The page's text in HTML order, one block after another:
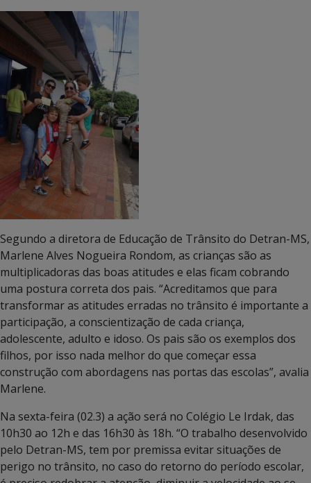
Segundo a diretora de Educação de Trânsito do Detran-MS,
Marlene Alves Nogueira Rondom, as crianças são as
multiplicadoras das boas atitudes e elas ficam cobrando
uma postura correta dos pais. “Acreditamos que para
transformar as atitudes erradas no trânsito é importante a
participação, a conscientização de cada criança,
adolescente, adulto e idoso. Os pais são os exemplos dos
filhos, por isso nada melhor do que começar essa
construção com abordagens nas portas das escolas”, avalia
Marlene.
Na sexta-feira (02.3) a ação será no Colégio Le Irdak, das
10h30 ao 12h e das 16h30 às 18h. “O trabalho desenvolvido
pelo Detran-MS, tem por premissa evitar situações de
perigo no trânsito, no caso do retorno do período escolar,